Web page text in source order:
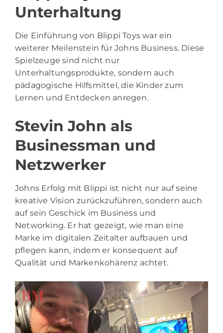
Unterhaltung
Die Einführung von Blippi Toys war ein
weiterer Meilenstein für Johns Business. Diese
Spielzeuge sind nicht nur
Unterhaltungsprodukte, sondern auch
pädagogische Hilfsmittel, die Kinder zum
Lernen und Entdecken anregen.
Stevin John als
Businessman und
Netzwerker
Johns Erfolg mit Blippi ist nicht nur auf seine
kreative Vision zurückzuführen, sondern auch
auf sein Geschick im Business und
Networking. Er hat gezeigt, wie man eine
Marke im digitalen Zeitalter aufbauen und
pflegen kann, indem er konsequent auf
Qualität und Markenkohärenz achtet.